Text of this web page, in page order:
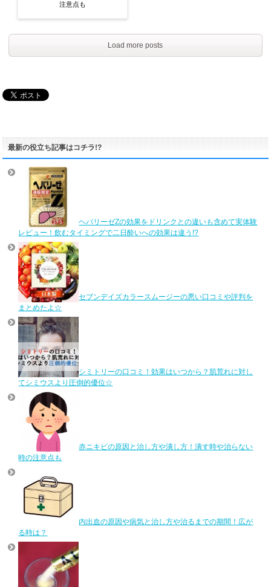
注意点も
Load more posts
最新の役立ち記事はコチラ!?
ヘパリーゼZの効果をドリンクとの違いも含めて実体験
レビュー！飲むタイミングで二日酔いへの効果は違う!?
セブンデイズカラースムージーの悪い口コミや評判を
まとめたよ☆
シミトリーの口コミ！効果はいつから？肌荒れに対し
てシミウスより圧倒的優位☆
赤ニキビの原因と治し方や潰し方！潰す時や治らない
時の注意点も
内出血の原因や病気と治し方や治るまでの期間！広が
る時は？